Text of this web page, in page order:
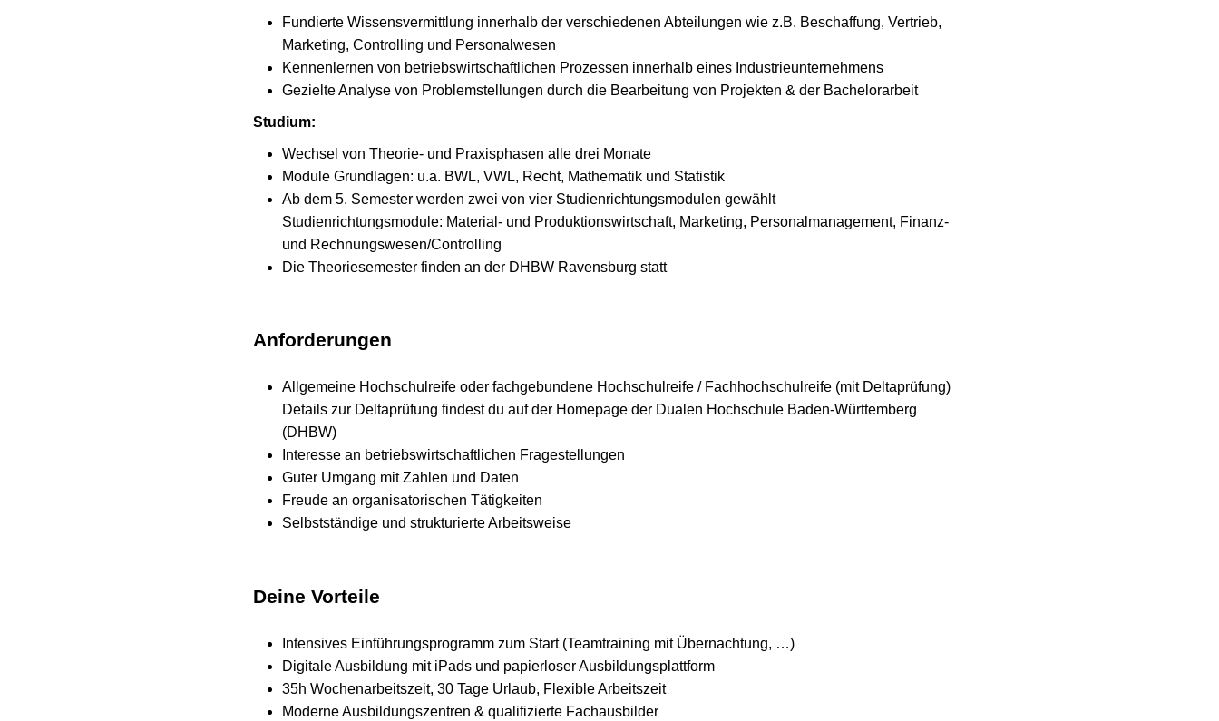
Fundierte Wissensvermittlung innerhalb der verschiedenen Abteilungen wie z.B. Beschaffung, Vertrieb,
Marketing, Controlling und Personalwesen
Kennenlernen von betriebswirtschaftlichen Prozessen innerhalb eines Industrieunternehmens
Gezielte Analyse von Problemstellungen durch die Bearbeitung von Projekten & der Bachelorarbeit
Studium:
Wechsel von Theorie- und Praxisphasen alle drei Monate
Module Grundlagen: u.a. BWL, VWL, Recht, Mathematik und Statistik
Ab dem 5. Semester werden zwei von vier Studienrichtungsmodulen gewählt
Studienrichtungsmodule: Material- und Produktionswirtschaft, Marketing, Personalmanagement, Finanz-
und Rechnungswesen/Controlling
Die Theoriesemester finden an der DHBW Ravensburg statt
Anforderungen
Allgemeine Hochschulreife oder fachgebundene Hochschulreife / Fachhochschulreife (mit Deltaprüfung)
Details zur Deltaprüfung findest du auf der Homepage der Dualen Hochschule Baden-Württemberg
(DHBW)
Interesse an betriebswirtschaftlichen Fragestellungen
Guter Umgang mit Zahlen und Daten
Freude an organisatorischen Tätigkeiten
Selbstständige und strukturierte Arbeitsweise
Deine Vorteile
Intensives Einführungsprogramm zum Start (Teamtraining mit Übernachtung, …)
Digitale Ausbildung mit iPads und papierloser Ausbildungsplattform
35h Wochenarbeitszeit, 30 Tage Urlaub, Flexible Arbeitszeit
Moderne Ausbildungszentren & qualifizierte Fachausbilder